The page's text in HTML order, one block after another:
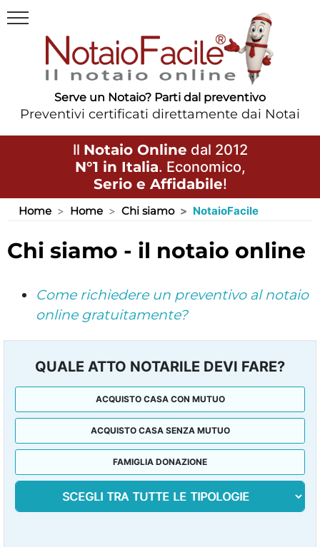
Serve un Notaio? Parti dal preventivo
Preventivi certificati direttamente dai Notai
Il Notaio Online dal 2012
N°1 in Italia. Economico,
Serio e Affidabile!
Home Home Chi siamo NotaioFacile
chi siamo - il notaio online
Come richiedere un preventivo al notaio
online gratuitamente?
QUALE ATTO NOTARILE DEVI FARE?
ACQUISTO CASA CON MUTUO
ACQUISTO CASA SENZA MUTUO
FAMIGLIA DONAZIONE